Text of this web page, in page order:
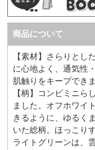
商品について
【素材】さらりとし
に心地よく、通気性
肌触りをキープできま
【柄】コンビミニら
ました。オフホワイ
きるように、ゆるく
いた総柄。ほっこり
ライトグリーンは、